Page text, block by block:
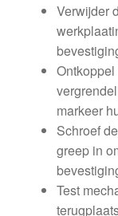
Verwijder
markeer
Schroef
greep in
Test